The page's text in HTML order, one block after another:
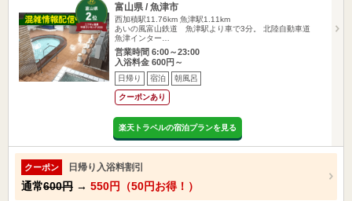
富山県 / 魚津市
西加積駅11.76km 魚津駅1.11km
あいの風富山鉄道 魚津駅より車で3分。 北陸自動車道
魚津インター…
営業時間 6:00～23:00
入浴料金 600円～
日帰り 宿泊 朝風呂
クーポンあり
楽天トラベルの宿泊プランを見る
クーポン 日帰り入浴料割引
通常600円 → 550円（50円お得！）